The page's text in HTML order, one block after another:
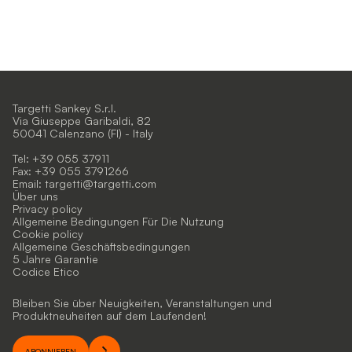
Targetti Sankey S.r.l.
Via Giuseppe Garibaldi, 82
50041 Calenzano (FI) - Italy
Tel: +39 055 37911
Fax: +39 055 3791266
Email: targetti@targetti.com
Über uns
Privacy policy
Allgemeine Bedingungen Für Die Nutzung
Cookie policy
Allgemeine Geschäftsbedingungen
5 Jahre Garantie
Codice Etico
Bleiben Sie über Neuigkeiten, Veranstaltungen und
Produktneuheiten auf dem Laufenden!